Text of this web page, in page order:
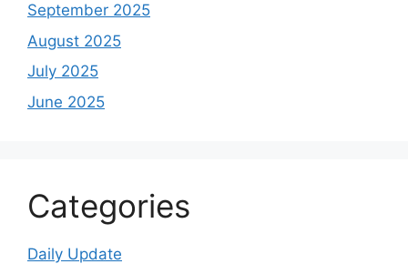
September 2025
August 2025
July 2025
June 2025
Categories
Daily Update